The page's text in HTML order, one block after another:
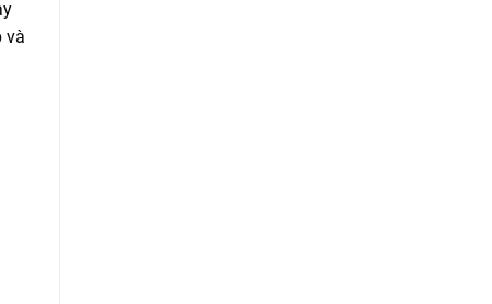
và